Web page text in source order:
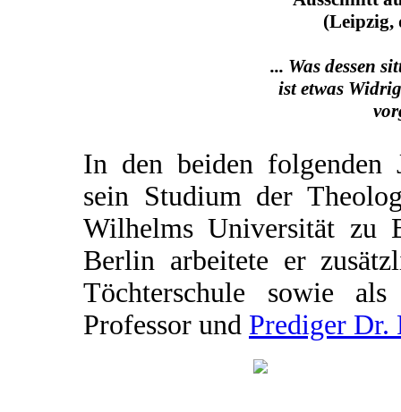
(Leipzig,
... Was dessen
ist etwas
In den beiden folgenden
sein Studium der
Wilhelms Universität zu
Berlin arbeitete er
Töchterschule sowie
Professor und Prediger Dr.